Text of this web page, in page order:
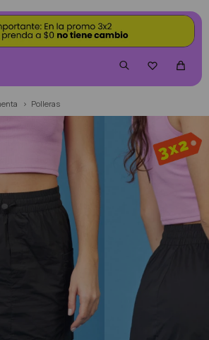

Polleras